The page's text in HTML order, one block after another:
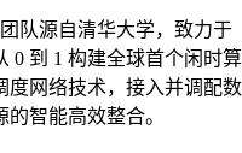
队源自清华大学，致力于
0 到 1 构建全球首个闲时算
度网络技术，接入并调配数
智能高效整合。